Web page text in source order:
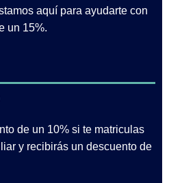
aquí para ayudarte con
un 15%.
de un 10% si te matriculas
y recibirás un descuento de